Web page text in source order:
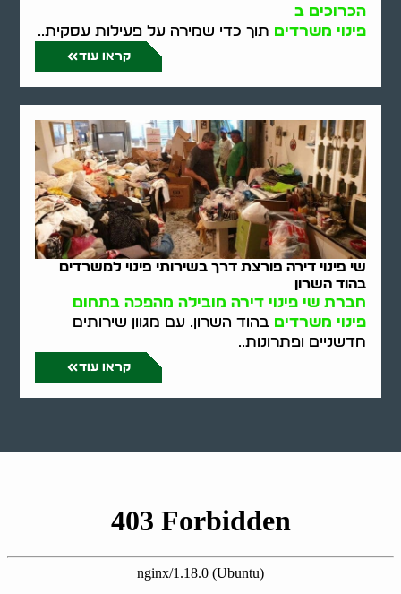
הכרוכים ב
פינוי משרדים תוך כדי שמירה על פעילות עסקית..
קראו עוד
שי פינוי דירה פורצת דרך בשירותי פינוי למשרדים
בהוד השרון
חברת שי פינוי דירה מובילה מהפכה בתחום
פינוי משרדים בהוד השרון. עם מגוון שירותים
חדשניים ופתרונות..
קראו עוד